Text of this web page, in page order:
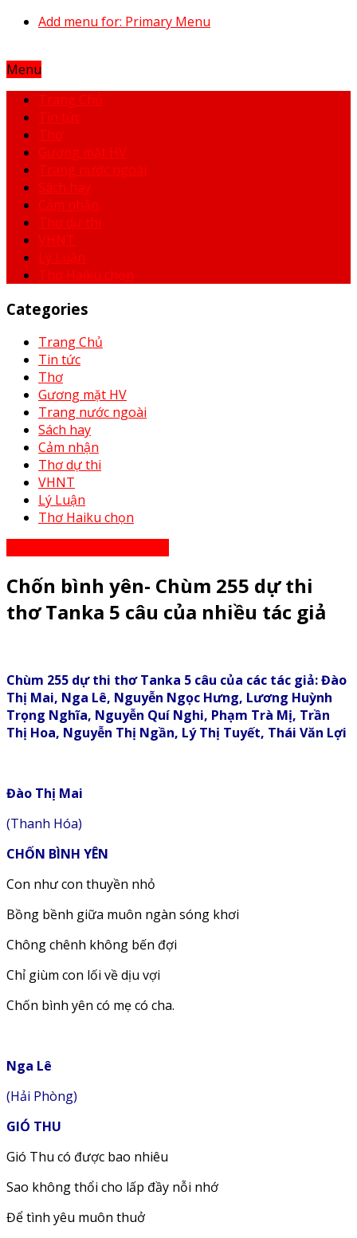
Add menu for: Primary Menu
Menu
Trang Chủ
Tin tức
Thơ
Gương mặt HV
Trang nước ngoài
Sách hay
Cảm nhận
Thơ dự thi
VHNT
Lý Luận
Thơ Haiku chọn
Categories
Trang Chủ
Tin tức
Thơ
Gương mặt HV
Trang nước ngoài
Sách hay
Cảm nhận
Thơ dự thi
VHNT
Lý Luận
Thơ Haiku chọn
Chốn bình yên- Chùm 255 dự thi
thơ Tanka 5 câu của nhiều tác giả
Chùm 255 dự thi thơ Tanka 5 câu của các tác giả: Đào
Thị Mai, Nga Lê, Nguyễn Ngọc Hưng, Lương Huỳnh
Trọng Nghĩa, Nguyễn Quí Nghi, Phạm Trà Mị, Trần
Thị Hoa, Nguyễn Thị Ngần, Lý Thị Tuyết, Thái Văn Lợi
Đào Thị Mai
(Thanh Hóa)
CHỐN BÌNH YÊN
Con như con thuyền nhỏ
Bồng bềnh giữa muôn ngàn sóng khơi
Chông chênh không bến đợi
Chỉ giùm con lối về dịu vợi
Chốn bình yên có mẹ có cha.
Nga Lê
(Hải Phòng)
GIÓ THU
Gió Thu có được bao nhiêu
Sao không thổi cho lấp đầy nỗi nhớ
Để tình yêu muôn thuở